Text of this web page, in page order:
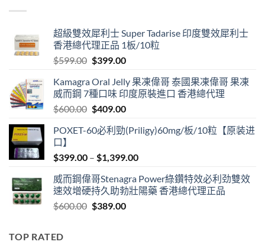
超級雙效犀利士 Super Tadarise 印度雙效犀利士
香港總代理正品 1板/10粒
$599.00 Original
was:
$599.00.
$399.00Current
is:
$399.00.
Kamagra Oral Jelly 果凍偉哥 泰國果凍偉哥 果凍
威而鋼 7種口味 印度原裝進口 香港總代理
$600.00 Original
was:
$409.00Current
is:
POXET-60必利勁(Priligy)60mg/板/10粒【原装进
口】
$399.00 – $1,399.00Price
$399.00
through
威而鋼偉哥Stenagra Power綠鑽特效必利劲雙效
速效增硬持久助勃壯陽藥 香港總代理正品
$600.00 Original
$389.00Current
TOP RATED